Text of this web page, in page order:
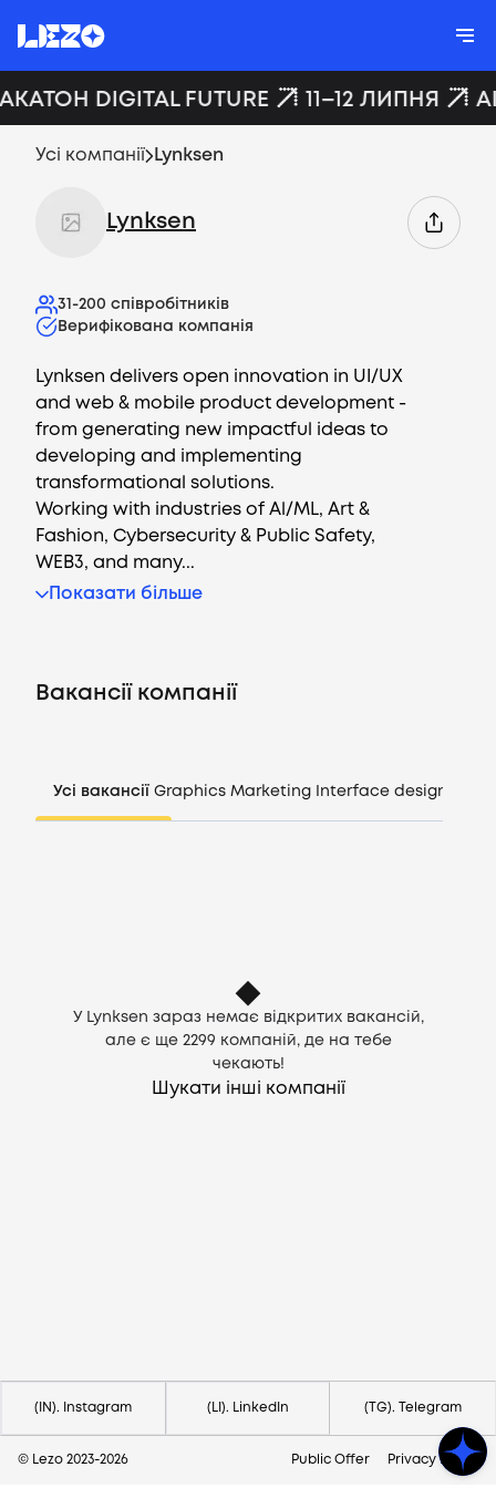
UA
DIGITAL FUTURE 11–12 ЛИПНЯ
Усі компанії Lynksen
Lynksen
31-200 співробітників
Верифікована компанія
Lynksen delivers open innovation in UI/UX
and web & mobile product development -
from generating new impactful ideas to
developing and implementing
transformational solutions.
Working with industries of Al/ML, Art &
Fashion, Cybersecurity & Public Safety,
WEB3, and many...
Показати більше
Вакансії компанії
Усі вакансії Graphics Marketing Interface design
У Lynksen зараз немає відкритих вакансій,
але є ще 2299 компаній, де на тебе
чекають!
Шукати інші компанії
(IN). Instagram (LI). LinkedIn (TG). Telegram
© Lezo 2023-2026 Public Offer Privacy Policy